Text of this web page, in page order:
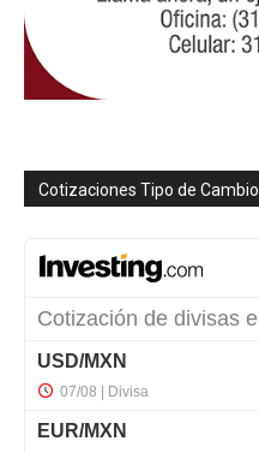
Cotizaciones Tipo de Cambio